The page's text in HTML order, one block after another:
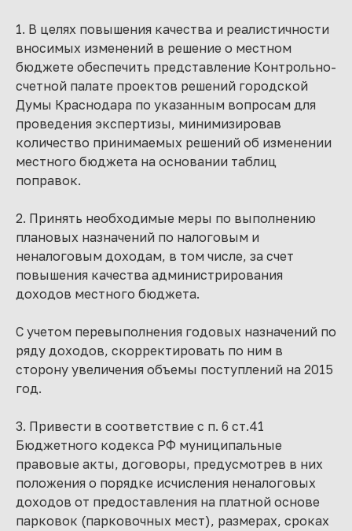
1. В целях повышения качества и реалистичности
вносимых изменений в решение о местном
бюджете обеспечить представление Контрольно-
счетной палате проектов решений городской
Думы Краснодара по указанным вопросам для
проведения экспертизы, минимизировав
количество принимаемых решений об изменении
местного бюджета на основании таблиц
поправок.
2. Принять необходимые меры по выполнению
плановых назначений по налоговым и
неналоговым доходам, в том числе, за счет
повышения качества администрирования
доходов местного бюджета.
С учетом перевыполнения годовых назначений по
ряду доходов, скорректировать по ним в
сторону увеличения объемы поступлений на 2015
год.
3. Привести в соответствие с п. 6 ст.41
Бюджетного кодекса РФ муниципальные
правовые акты, договоры, предусмотрев в них
положения о порядке исчисления неналоговых
доходов от предоставления на платной основе
парковок (парковочных мест), размерах, сроках